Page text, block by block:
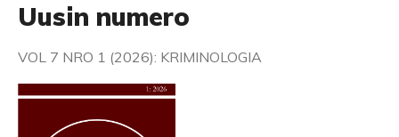
Uusin numero
VOL 7 NRO 1 (2026): KRIMINOLOGIA